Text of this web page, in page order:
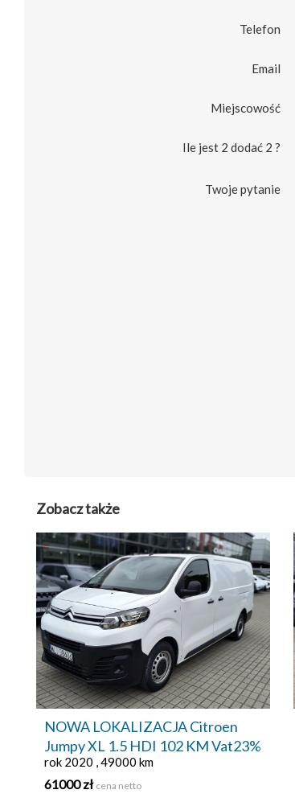
Telefon
Email
Miejscowość
Ile jest 2 dodać 2 ?
Twoje pytanie
Zobacz także
NOWA LOKALIZACJA Citroen
Jumpy XL 1.5 HDI 102 KM Vat23%
rok 2020 , 49000 km
61000 zł cena netto